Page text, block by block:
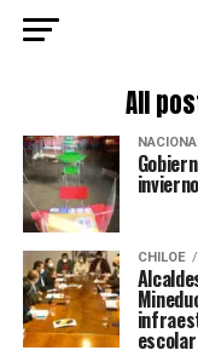
All
CHILOE
escolar